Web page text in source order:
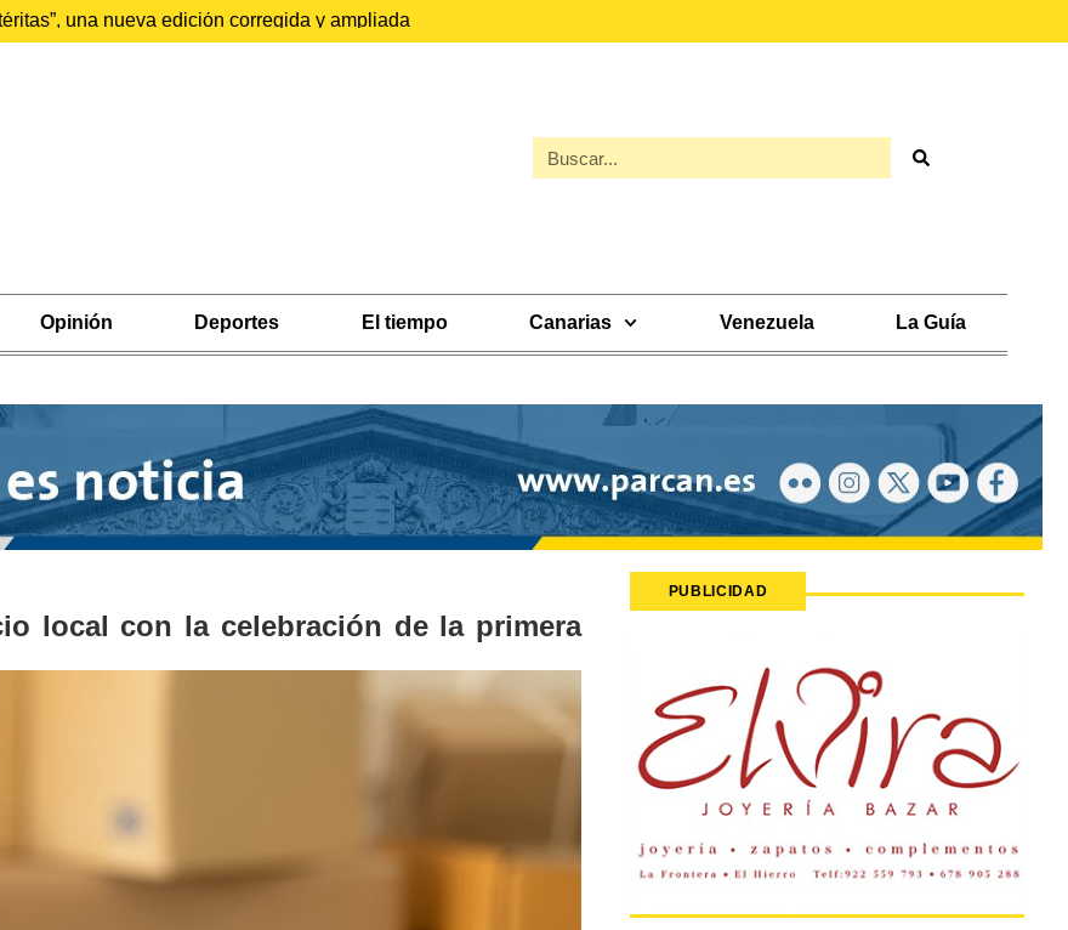
una nueva edición corregida y ampliada
Opinión Deportes El tiempo Canarias Venezuela La Guía
local con la celebración de la primera
PUBLICIDAD